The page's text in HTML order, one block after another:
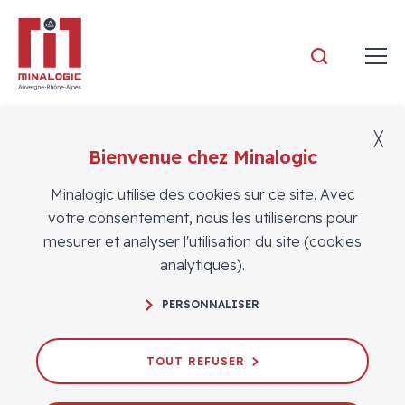
Actualités
Silicon Eurocluster
Bienvenue chez Minalogic
Minalogic utilise des cookies sur ce site. Avec
votre consentement, nous les utiliserons pour
mesurer et analyser l'utilisation du site (cookies
analytiques).
PERSONNALISER
TOUT REFUSER
╳